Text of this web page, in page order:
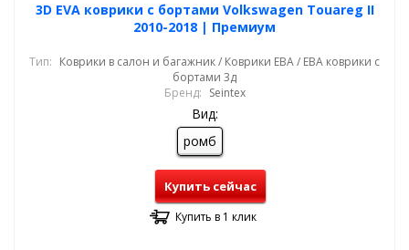
3D EVA коврики с бортами Volkswagen Touareg II
2010-2018 | Премиум
Тип: Коврики в салон и багажник / Коврики ЕВА / ЕВА коврики с
бортами 3д
Бренд: Seintex
Вид:
ромб
Купить сейчас
Купить в 1 клик